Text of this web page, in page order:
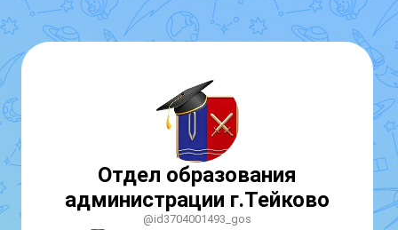
Отдел образования
администрации г.Тейково
@id3704001493_gos